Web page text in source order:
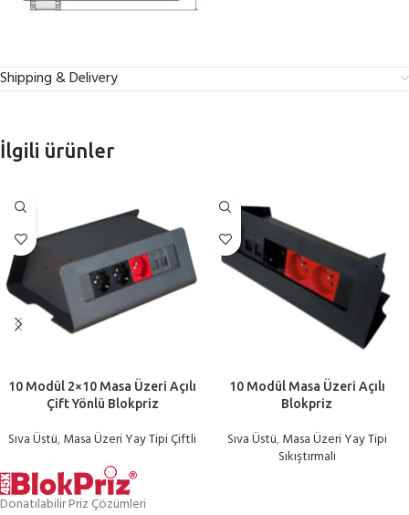
Shipping & Delivery
İlgili ürünler
10 Modül 2×10 Masa Üzeri Açılı
Çift Yönlü Blokpriz
Sıva Üstü,Masa Üzeri Yay Tipi Çiftli
10 Modül Masa Üzeri Açılı
Blokpriz
Sıva Üstü,Masa Üzeri Yay Tipi
Sıkıştırmalı
Donatılabilir Priz Çözümleri